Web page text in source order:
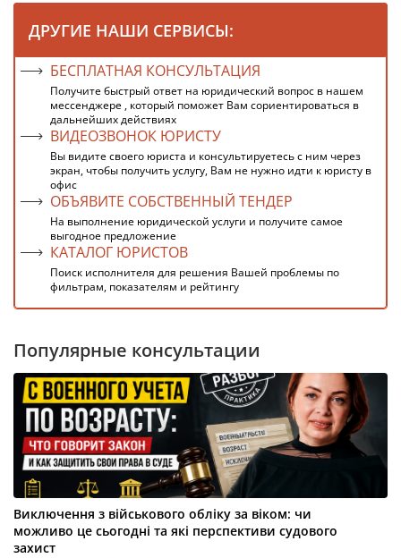
ДРУГИЕ НАШИ СЕРВИСЫ:
БЕСПЛАТНАЯ КОНСУЛЬТАЦИЯ
Получите быстрый ответ на юридический вопрос в нашем
мессенджере , который поможет Вам сориентироваться в
дальнейших действиях
ВИДЕОЗВОНОК ЮРИСТУ
Вы видите своего юриста и консультируетесь с ним через
экран, чтобы получить услугу, Вам не нужно идти к юристу в
офис
ОБЪЯВИТЕ СОБСТВЕННЫЙ ТЕНДЕР
На выполнение юридической услуги и получите самое
выгодное предложение
КАТАЛОГ ЮРИСТОВ
Поиск исполнителя для решения Вашей проблемы по
фильтрам, показателям и рейтингу
Популярные консультации
Виключення з військового обліку за віком: чи
можливо це сьогодні та які перспективи судового
захист